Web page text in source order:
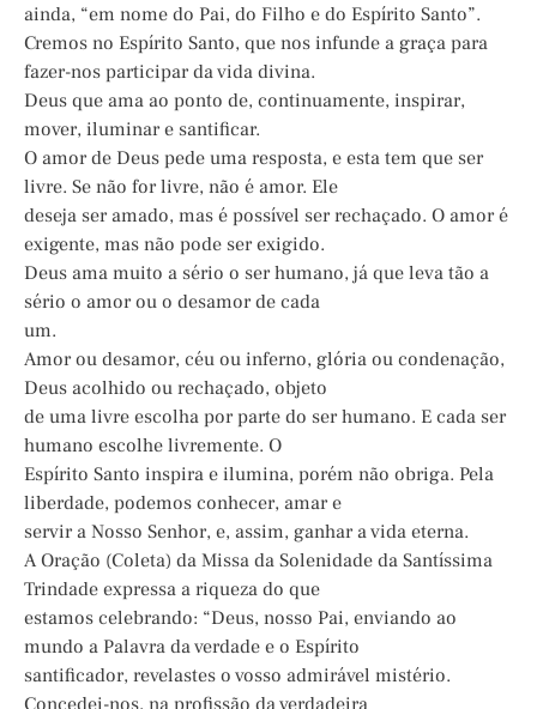
ainda, “em nome do Pai, do Filho e do Espírito Santo”.
Cremos no Espírito Santo, que nos infunde a graça para
fazer-nos participar da vida divina.
Deus que ama ao ponto de, continuamente, inspirar,
mover, iluminar e santificar.
O amor de Deus pede uma resposta, e esta tem que ser
livre. Se não for livre, não é amor. Ele
deseja ser amado, mas é possível ser rechaçado. O amor é
exigente, mas não pode ser exigido.
Deus ama muito a sério o ser humano, já que leva tão a
sério o amor ou o desamor de cada
um.
Amor ou desamor, céu ou inferno, glória ou condenação,
Deus acolhido ou rechaçado, objeto
de uma livre escolha por parte do ser humano. E cada ser
humano escolhe livremente. O
Espírito Santo inspira e ilumina, porém não obriga. Pela
liberdade, podemos conhecer, amar e
servir a Nosso Senhor, e, assim, ganhar a vida eterna.
A Oração (Coleta) da Missa da Solenidade da Santíssima
Trindade expressa a riqueza do que
estamos celebrando: “Deus, nosso Pai, enviando ao
mundo a Palavra da verdade e o Espírito
santificador, revelastes o vosso admirável mistério.